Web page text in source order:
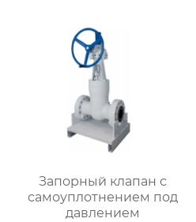
Запорный клапан с
самоуплотнением под
давлением